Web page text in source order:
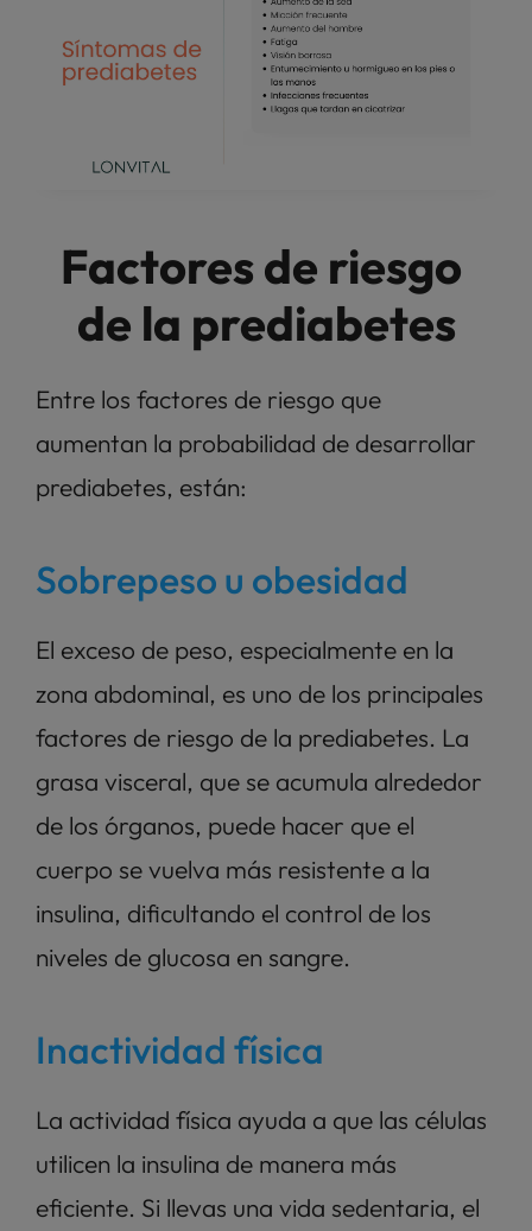
Factores de riesgo
de la prediabetes
Entre los factores de riesgo que
aumentan la probabilidad de desarrollar
prediabetes, están:
Sobrepeso u obesidad
El exceso de peso, especialmente en la
zona abdominal, es uno de los principales
factores de riesgo de la prediabetes. La
grasa visceral, que se acumula alrededor
de los órganos, puede hacer que el
cuerpo se vuelva más resistente a la
insulina, dificultando el control de los
niveles de glucosa en sangre.
Inactividad física
La actividad física ayuda a que las células
utilicen la insulina de manera más
eficiente. Si llevas una vida sedentaria, el